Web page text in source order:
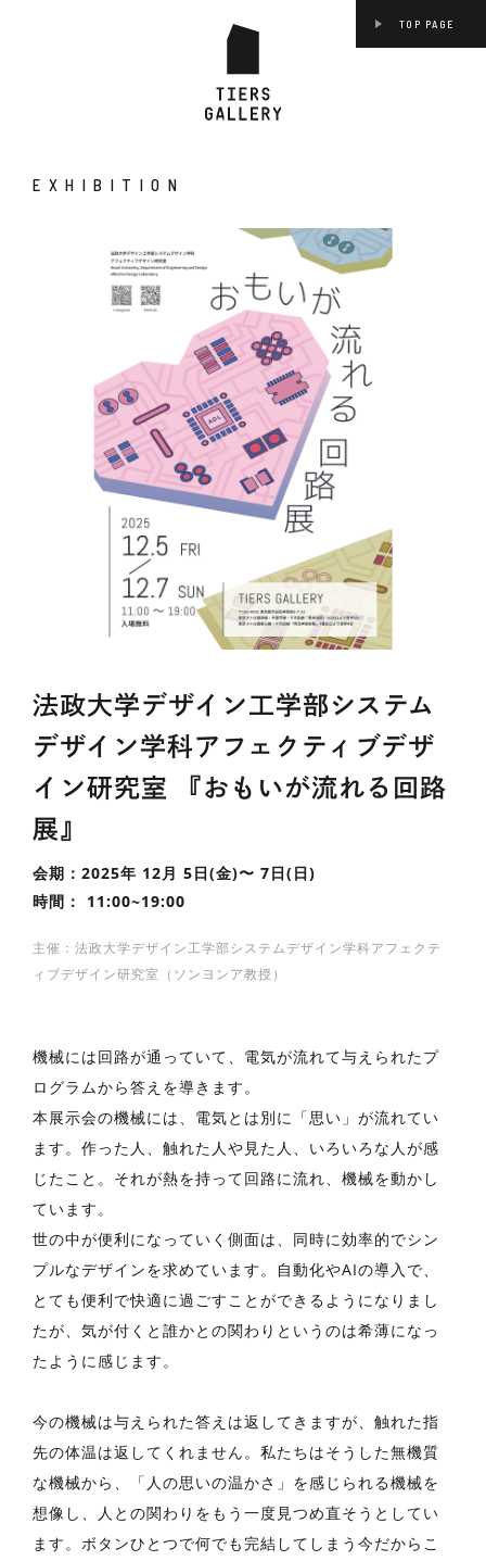
TOP PAGE
EXHIBITION
法政大学デザイン工学部システム
デザイン学科アフェクティブデザ
イン研究室 『おもいが流れる回路
展』
会期：2025年 12月 5日(金)〜 7日(日)
時間： 11:00~19:00
主催：法政大学デザイン工学部システムデザイン学科アフェクテ
ィブデザイン研究室（ソンヨンア教授）
機械には回路が通っていて、電気が流れて与えられたプ
ログラムから答えを導きます。
本展示会の機械には、電気とは別に「思い」が流れてい
ます。作った人、触れた人や見た人、いろいろな人が感
じたこと。それが熱を持って回路に流れ、機械を動かし
ています。
世の中が便利になっていく側面は、同時に効率的でシン
プルなデザインを求めています。自動化やAIの導入で、
とても便利で快適に過ごすことができるようになりまし
たが、気が付くと誰かとの関わりというのは希薄になっ
たように感じます。
今の機械は与えられた答えは返してきますが、触れた指
先の体温は返してくれません。私たちはそうした無機質
な機械から、「人の思いの温かさ」を感じられる機械を
想像し、人との関わりをもう一度見つめ直そうとしてい
ます。ボタンひとつで何でも完結してしまう今だからこ